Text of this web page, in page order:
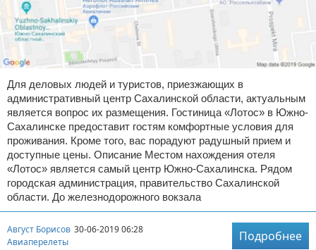
Для деловых людей и туристов, приезжающих в
административный центр Сахалинской области, актуальным
является вопрос их размещения. Гостиница «Лотос» в Южно-
Сахалинске предоставит гостям комфортные условия для
проживания. Кроме того, вас порадуют радушный прием и
доступные цены. Описание Местом нахождения отеля
«Лотос» является самый центр Южно-Сахалинска. Рядом
городская администрация, правительство Сахалинской
области. До железнодорожного вокзала
Август Борисов 30-06-2019 06:28
Авиаперелеты
Подробнее